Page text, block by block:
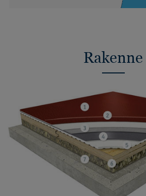
Rakenne